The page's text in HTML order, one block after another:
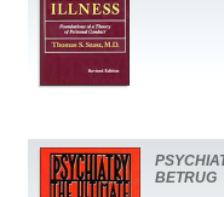
BETRUG